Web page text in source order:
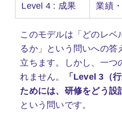
Level 4 : 成果 業績
このモデルは「どのレベ
るか」という問いへの答
立ちます。しかし、一つ
れません。
「Level 3（
ためには、研修をどう設
という問いです。